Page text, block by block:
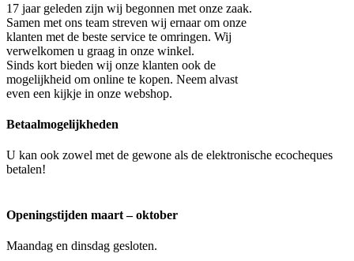
17 jaar geleden zijn wij begonnen met onze zaak.
Samen met ons team streven wij ernaar om onze
klanten met de beste service te omringen. Wij
verwelkomen u graag in onze winkel.
Sinds kort bieden wij onze klanten ook de
mogelijkheid om online te kopen. Neem alvast
even een kijkje in onze webshop.
Betaalmogelijkheden
U kan ook zowel met de gewone als de elektronische ecocheques
betalen!
Openingstijden maart – oktober
Maandag en dinsdag gesloten.